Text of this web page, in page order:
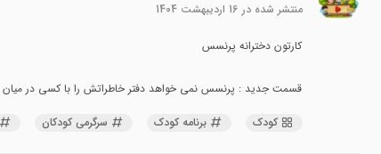
منتشر شده در 16 اردیبهشت 1404
کارتون دخترانه پرنسس
قسمت جدید : پرنسس نمی خواهد دفتر خاطراتش را با کسی در میان
کودک
برنامه کودک سرگرمی کودکان